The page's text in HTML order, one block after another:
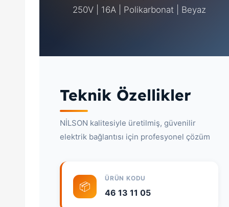
250V | 16A | Polikarbonat | Beyaz
Teknik Özellikler
NİLSON kalitesiyle üretilmiş, güvenilir
elektrik bağlantısı için profesyonel çözüm
📦
ÜRÜN KODU
46 13 11 05